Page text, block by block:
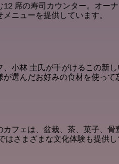
席の寿司カウンター。オー
ニューを提供しています。
、小林 圭氏が手がけるこの新
選んだお好みの食材を使って
フェは、盆栽、茶、菓子、
さまざまな文化体験も提供し